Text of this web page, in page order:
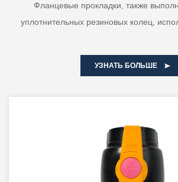
Фланцевые прокладки, также
уплотнительных резиновых колец,
УЗНАТЬ БОЛЬШЕ